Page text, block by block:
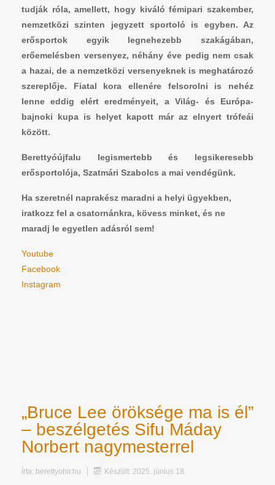
tudják róla, amellett, hogy kiváló fémipari szakember,
nemzetközi szinten jegyzett sportoló is egyben. Az
erősportok egyik legnehezebb szakágában,
erőemelésben versenyez, néhány éve pedig nem csak
a hazai, de a nemzetközi versenyeknek is meghatározó
szereplője. Fiatal kora ellenére felsorolni is nehéz
lenne eddig elért eredményeit, a Világ- és Európa-
bajnoki kupa is helyet kapott már az elnyert trófeái
között.
Berettyóújfalu legismertebb és legsikeresebb
erősportolója, Szatmári Szabolcs a mai vendégünk.
Ha szeretnél naprakész maradni a helyi ügyekben,
iratkozz fel a csatornánkra, kövess minket, és ne
maradj le egyetlen adásról sem!
Youtube
Facebook
Instagram
„Bruce Lee öröksége ma is él”
– beszélgetés Sifu Máday
Norbert nagymesterrel
Írta: berettyohir.hu Készült: 2025. június 18.